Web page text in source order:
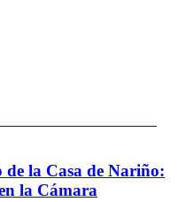
de la Casa de Nariño:
la Cámara